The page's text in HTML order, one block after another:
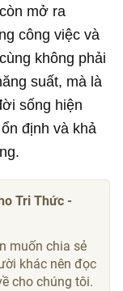
mở ra
công việc và
không phải
suất, mà là
sống hiện
định và khả
Tri Thức -
muốn chia sẻ
khác nên đọc
cho chúng tôi.